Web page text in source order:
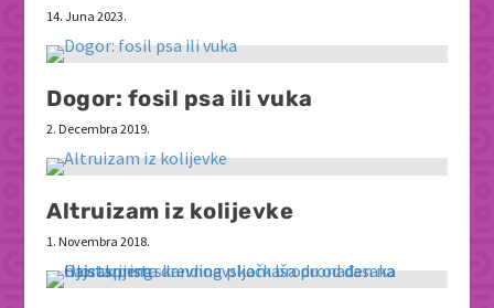
14. Juna 2023.
Dogor: fosil psa ili vuka
2. Decembra 2019.
Altruizam iz kolijevke
1. Novembra 2018.